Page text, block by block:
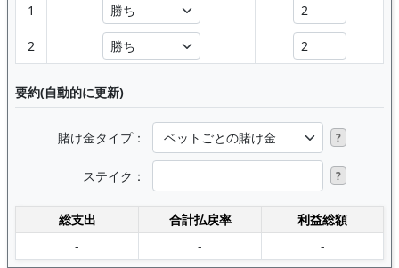
1
2
要約(自動的に更新)
賭け金タイプ： ?
ステイク： ?
総支出 合計払戻率
利益総額
-
- -